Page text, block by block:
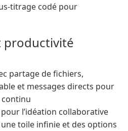
titrage codé pour
productivité
partage de fichiers,
et messages directs pour
continu
l’idéation collaborative
toile infinie et des options